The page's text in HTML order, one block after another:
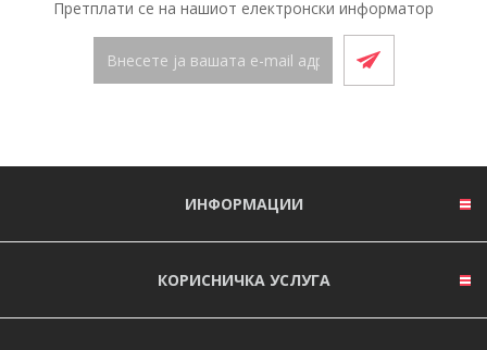
Претплати се на нашиот електронски информатор
ИНФОРМАЦИИ
КОРИСНИЧКА УСЛУГА